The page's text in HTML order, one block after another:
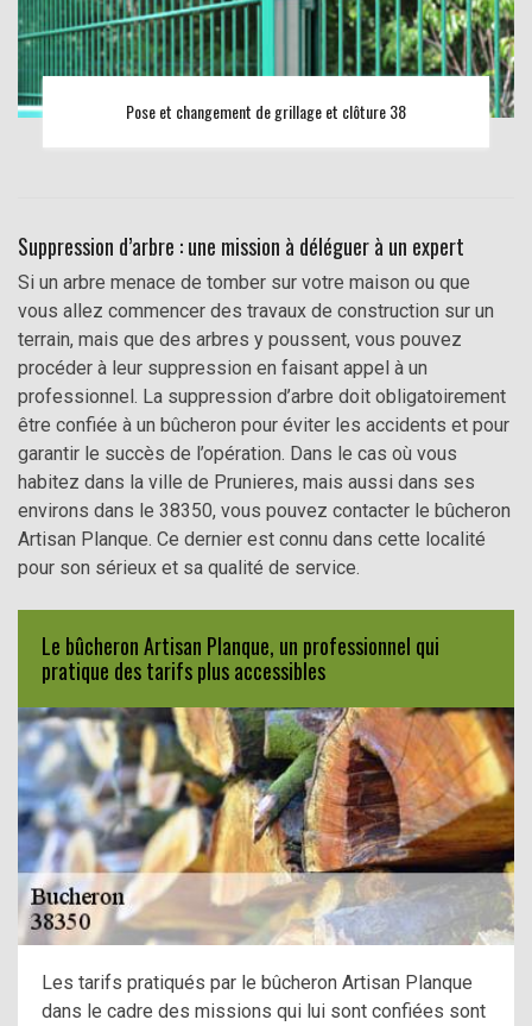
Pose et changement de grillage et clôture 38
Suppression d’arbre : une mission à déléguer à un expert
Si un arbre menace de tomber sur votre maison ou que
vous allez commencer des travaux de construction sur un
terrain, mais que des arbres y poussent, vous pouvez
procéder à leur suppression en faisant appel à un
professionnel. La suppression d’arbre doit obligatoirement
être confiée à un bûcheron pour éviter les accidents et pour
garantir le succès de l’opération. Dans le cas où vous
habitez dans la ville de Prunieres, mais aussi dans ses
environs dans le 38350, vous pouvez contacter le bûcheron
Artisan Planque. Ce dernier est connu dans cette localité
pour son sérieux et sa qualité de service.
Le bûcheron Artisan Planque, un professionnel qui
pratique des tarifs plus accessibles
Les tarifs pratiqués par le bûcheron Artisan Planque
dans le cadre des missions qui lui sont confiées sont